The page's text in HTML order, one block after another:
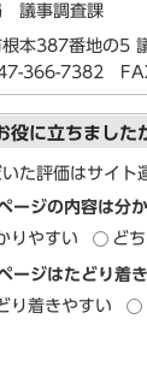
議事調査課
根本387番地の5
366-7382
役に立ちました
た評価はサイト
ージの内容は分
りやすい ど
ージはたどり着
り着きやすい